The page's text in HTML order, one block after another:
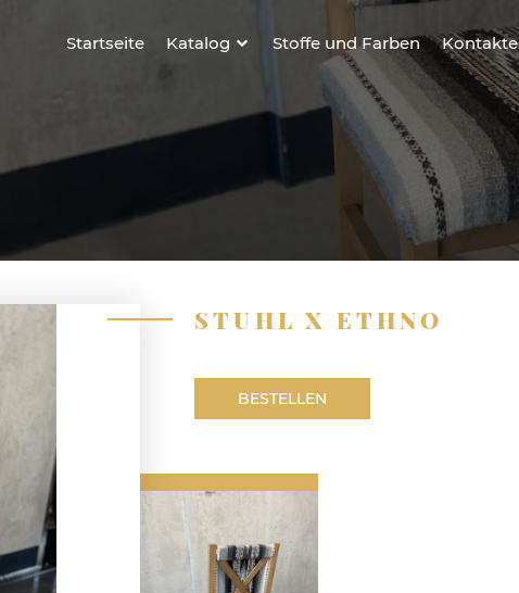
Startseite Katalog Stoffe und Farben Kontakte
STUHL X ETHNO
BESTELLEN